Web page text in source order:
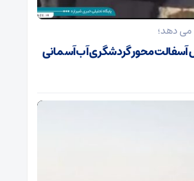
می دهد؛
آسفالت محور گردشگری آب‌آسمانی